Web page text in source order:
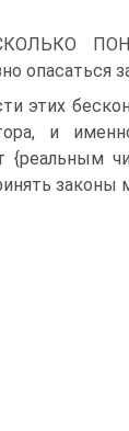
опасаться
и
{реальным